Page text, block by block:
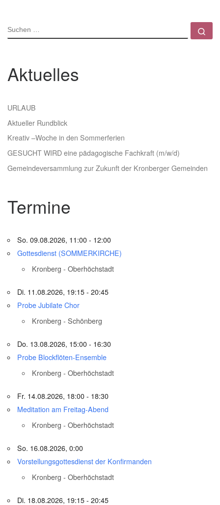
SUCHE
Aktuelles
URLAUB
Aktueller Rundblick
Kreativ –Woche in den Sommerferien
GESUCHT WIRD eine pädagogische Fachkraft (m/w/d)
Gemeindeversammlung zur Zukunft der Kronberger Gemeinden
Termine
So. 09.08.2026, 11:00 - 12:00
Gottesdienst (SOMMERKIRCHE)
Kronberg - Oberhöchstadt
Di. 11.08.2026, 19:15 - 20:45
Probe Jubilate Chor
Kronberg - Schönberg
Do. 13.08.2026, 15:00 - 16:30
Probe Blockflöten-Ensemble
Kronberg - Oberhöchstadt
Fr. 14.08.2026, 18:00 - 18:30
Meditation am Freitag-Abend
Kronberg - Oberhöchstadt
So. 16.08.2026, 0:00
Vorstellungsgottesdienst der Konfirmanden
Kronberg - Oberhöchstadt
Di. 18.08.2026, 19:15 - 20:45